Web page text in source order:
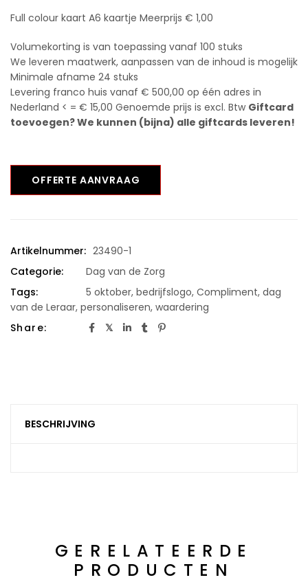
Full colour kaart A6 kaartje Meerprijs € 1,00
Volumekorting is van toepassing vanaf 100 stuks
We leveren maatwerk, aanpassen van de inhoud is mogelijk
Minimale afname 24 stuks
Levering franco huis vanaf € 500,00 op één adres in
Nederland < = € 15,00 Genoemde prijs is excl. Btw Giftcard
toevoegen? We kunnen (bijna) alle giftcards leveren!
OFFERTE AANVRAAG
Artikelnummer: 23490-1
Categorie:
Dag van de Zorg
Tags:
5 oktober, bedrijfslogo, Compliment, dag
van de Leraar, personaliseren, waardering
Share:
BESCHRIJVING
GERELATEERDE
PRODUCTEN